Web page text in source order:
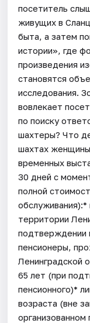
посетитель
живущих в
быта, а затем
истории», где
произведения
становятся
исследования.
вовлекает
по поиску
шахтеры? Что
шахтах
временных
30 дней с
полной
территории
подтверждении
пенсионеры,
Ленинградской
65 лет (при
пенсионного)*
возраста (вне